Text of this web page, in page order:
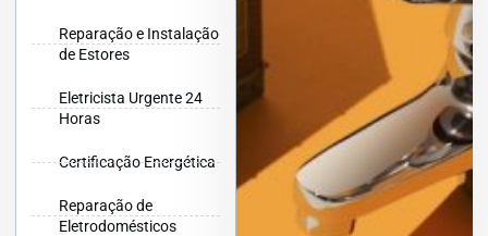
Reparação e Instalação
de Estores
Eletricista Urgente 24
Horas
Certificação Energética
Reparação de
Eletrodomésticos